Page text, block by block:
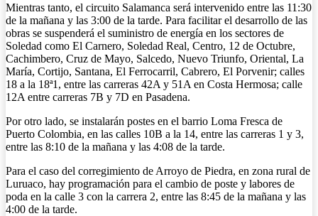
Mientras tanto, el circuito Salamanca será intervenido entre las 11:30
de la mañana y las 3:00 de la tarde. Para facilitar el desarrollo de las
obras se suspenderá el suministro de energía en los sectores de
Soledad como El Carnero, Soledad Real, Centro, 12 de Octubre,
Cachimbero, Cruz de Mayo, Salcedo, Nuevo Triunfo, Oriental, La
María, Cortijo, Santana, El Ferrocarril, Cabrero, El Porvenir; calles
18 a la 18ª1, entre las carreras 42A y 51A en Costa Hermosa; calle
12A entre carreras 7B y 7D en Pasadena.
Por otro lado, se instalarán postes en el barrio Loma Fresca de
Puerto Colombia, en las calles 10B a la 14, entre las carreras 1 y 3,
entre las 8:10 de la mañana y las 4:08 de la tarde.
Para el caso del corregimiento de Arroyo de Piedra, en zona rural de
Luruaco, hay programación para el cambio de poste y labores de
poda en la calle 3 con la carrera 2, entre las 8:45 de la mañana y las
4:00 de la tarde.